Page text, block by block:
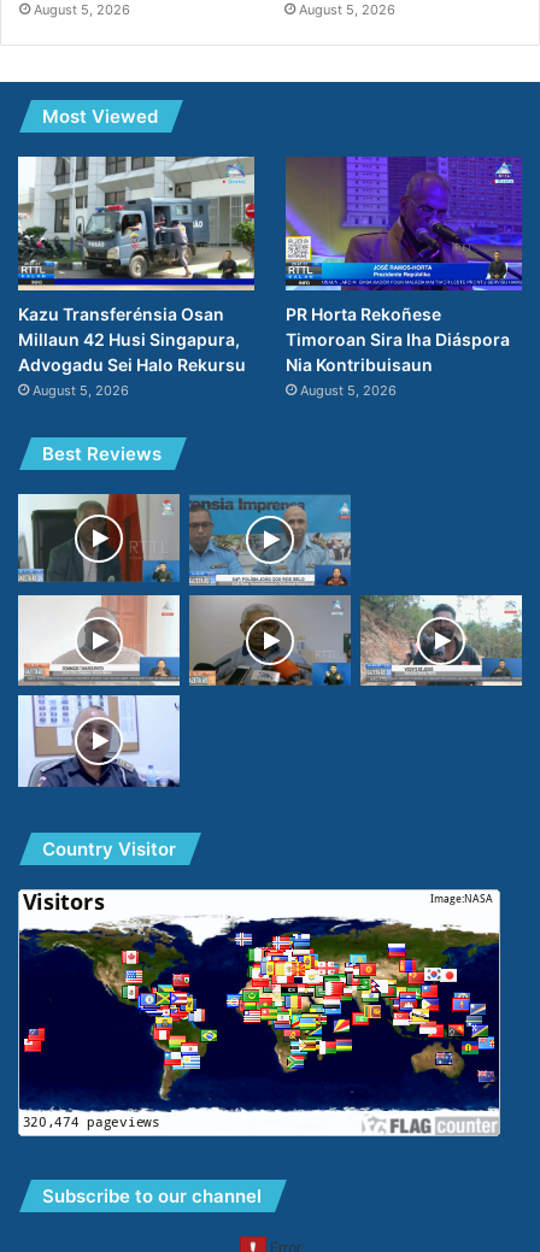
August 5, 2026 August 5, 2026
Most Viewed
Kazu Transferénsia Osan
Millaun 42 Husi Singapura,
Advogadu Sei Halo Rekursu
August 5, 2026
PR Horta Rekoñese
Timoroan Sira Iha Diáspora
Nia Kontribuisaun
August 5, 2026
Best Reviews
Country Visitor
Subscribe to our channel